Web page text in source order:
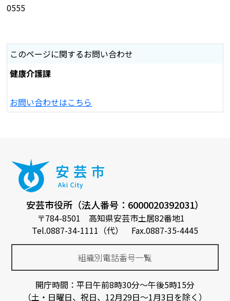
0555
このページに関するお問い合わせ
健康介護課
お問い合わせはこちら
安芸市役所（法人番号：6000020392031）
〒784-8501 高知県安芸市土居82番地1
Tel.0887-34-1111（代） Fax.0887-35-4445
組織別電話番号一覧
開庁時間：平日午前8時30分～午後5時15分
（土・日曜日、祝日、12月29日～1月3日を除く）